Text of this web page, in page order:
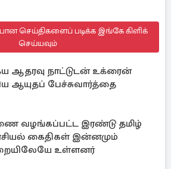
செய்திகளைப் படிக்க இங்கே கிளிக்
செய்யவும்
ஆதரவு நாட்டுடன் உக்ரைன்
ஆயுதப் பேச்சுவார்த்தை
வழங்கப்பட்ட இரண்டு தமிழ்
கைதிகள் இன்னமும்
உள்ளனர்